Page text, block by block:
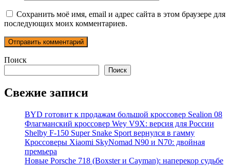
Сохранить моё имя, email и адрес сайта в этом браузере для
последующих моих комментариев.
Поиск
Поиск
Свежие записи
BYD готовит к продажам большой кроссовер Sealion 08
Флагманский кроссовер Wey V9X: версия для России
Shelby F-150 Super Snake Sport вернулся в гамму
Кроссоверы Xiaomi SkyNomad N90 и N70: двойная
премьера
Новые Porsche 718 (Boxster и Cayman): наперекор судьбе